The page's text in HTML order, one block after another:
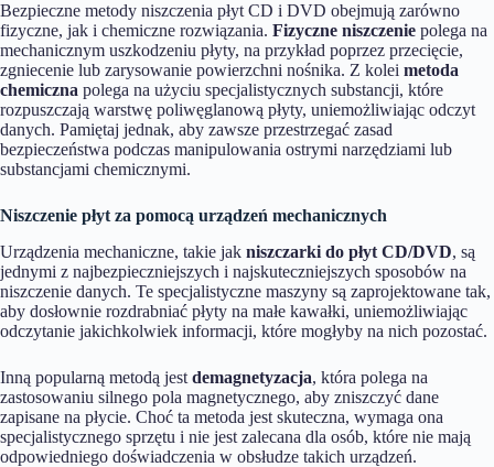
Bezpieczne metody niszczenia płyt CD i DVD obejmują zarówno
fizyczne, jak i chemiczne rozwiązania. Fizyczne niszczenie polega na
mechanicznym uszkodzeniu płyty, na przykład poprzez przecięcie,
zgniecenie lub zarysowanie powierzchni nośnika. Z kolei metoda
chemiczna polega na użyciu specjalistycznych substancji, które
rozpuszczają warstwę poliwęglanową płyty, uniemożliwiając odczyt
danych. Pamiętaj jednak, aby zawsze przestrzegać zasad
bezpieczeństwa podczas manipulowania ostrymi narzędziami lub
substancjami chemicznymi.
Niszczenie płyt za pomocą urządzeń mechanicznych
Urządzenia mechaniczne, takie jak niszczarki do płyt CD/DVD, są
jednymi z najbezpieczniejszych i najskuteczniejszych sposobów na
niszczenie danych. Te specjalistyczne maszyny są zaprojektowane tak,
aby dosłownie rozdrabniać płyty na małe kawałki, uniemożliwiając
odczytanie jakichkolwiek informacji, które mogłyby na nich pozostać.
Inną popularną metodą jest demagnetyzacja, która polega na
zastosowaniu silnego pola magnetycznego, aby zniszczyć dane
zapisane na płycie. Choć ta metoda jest skuteczna, wymaga ona
specjalistycznego sprzętu i nie jest zalecana dla osób, które nie mają
odpowiedniego doświadczenia w obsłudze takich urządzeń.